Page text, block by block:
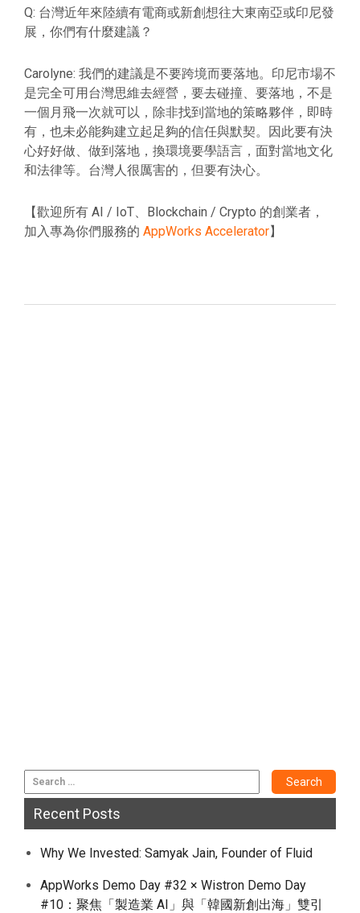
Q: 台灣近年來陸續有電商或新創想往大東南亞或印尼發
展，你們有什麼建議？
Carolyne: 我們的建議是不要跨境而要落地。印尼市場不
是完全可用台灣思維去經營，要去碰撞、要落地，不是
一個月飛一次就可以，除非找到當地的策略夥伴，即時
有，也未必能夠建立起足夠的信任與默契。因此要有決
心好好做、做到落地，換環境要學語言，面對當地文化
和法律等。台灣人很厲害的，但要有決心。
【歡迎所有 AI / IoT、Blockchain / Crypto 的創業者，
加入專為你們服務的 AppWorks Accelerator】
Recent Posts
Why We Invested: Samyak Jain, Founder of Fluid
AppWorks Demo Day #32 × Wistron Demo Day
#10：聚焦「製造業 AI」與「韓國新創出海」雙引